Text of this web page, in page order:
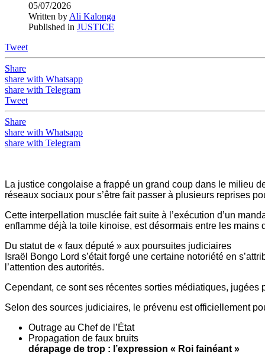
05/07/2026
Written by Ali Kalonga
Published in JUSTICE
Tweet
Share
share with Whatsapp
share with Telegram
Tweet
Share
share with Whatsapp
share with Telegram
La justice congolaise a frappé un grand coup dans le milieu
réseaux sociaux pour s’être fait passer à plusieurs reprises
Cette interpellation musclée fait suite à l’exécution d’un
enflamme déjà la toile kinoise, est désormais entre les mains
Du statut de « faux député » aux poursuites judiciaires
Israël Bongo Lord s’était forgé une certaine notoriété en
l’attention des autorités.
Cependant, ce sont ses récentes sorties médiatiques,
Selon des sources judiciaires, le prévenu est officiellement
Outrage au Chef de l’État
dérapage de trop : l’expression « Roi fainéant »